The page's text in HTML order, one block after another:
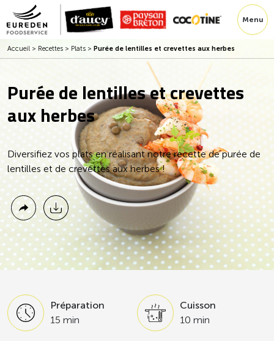
Menu
Accueil > Recettes > Plats > Purée de lentilles et crevettes aux herbes
Purée de lentilles et crevettes
aux herbes
Diversifiez vos plats en réalisant notre recette de purée de
lentilles et de crevettes aux herbes !
Préparation
15 min
Cuisson
10 min